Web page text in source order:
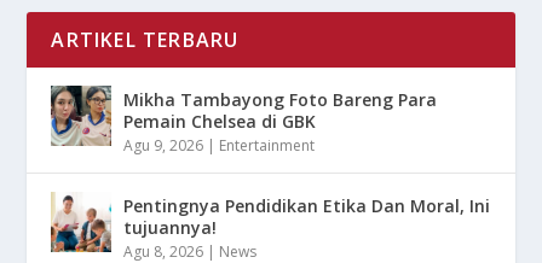
ARTIKEL TERBARU
Mikha Tambayong Foto Bareng Para
Pemain Chelsea di GBK
Agu 9, 2026 | Entertainment
Pentingnya Pendidikan Etika Dan Moral, Ini
tujuannya!
Agu 8, 2026 | News